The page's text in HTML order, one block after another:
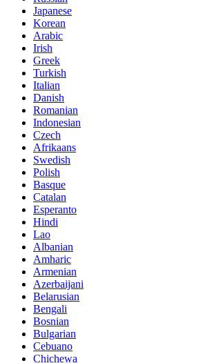
Japanese
Korean
Arabic
Irish
Greek
Turkish
Italian
Danish
Romanian
Indonesian
Czech
Afrikaans
Swedish
Polish
Basque
Catalan
Esperanto
Hindi
Lao
Albanian
Amharic
Armenian
Azerbaijani
Belarusian
Bengali
Bosnian
Bulgarian
Cebuano
Chichewa